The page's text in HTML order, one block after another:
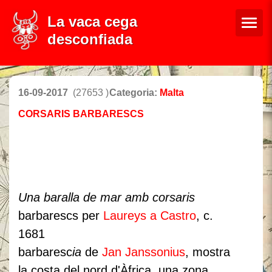
La vaca cega
desconfiada
16-09-2017 (27653 )Categoria: Malta
CORSARIS BARBARESCS
Una baralla de mar amb corsaris
barbarescs per Laureys a Castro, c.
1681
barbarescia de Jan Janssonius, mostra